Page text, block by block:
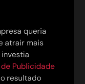
queria
atrair mais
Publicidade
resultado